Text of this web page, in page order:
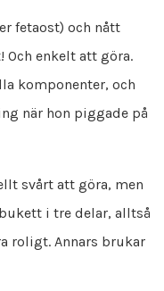
fetaost) och nått
enkelt att göra.
komponenter, och
när hon piggade på
svårt att göra, men
i tre delar, alltså
roligt. Annars brukar